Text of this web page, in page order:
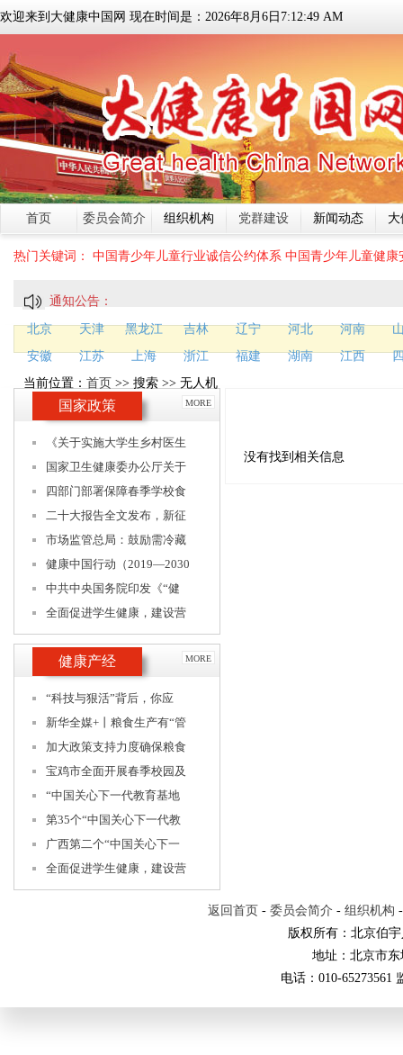
欢迎来到大健康中国网 现在时间是： 2026年8月 6 日 7:12:50 AM
首页 委员会简介 组织机构 党群建设 新闻动态
热门关键词： 中国青少年儿童行业诚信公约体系 中国青少年儿童健康
通知公告：
北京 天津 黑龙江 吉林 辽宁 河北 河南
安徽
江苏 上海 浙江 福建 湖南 江西
当前位置： 首页 >> 搜索 >> 无人机
没有找到相关信息
国家政策 MORE
《关于实施大学生乡村医生
国家卫生健康委办公厅关于
四部门部署保障春季学校食
二十大报告全文发布，新征
市场监管总局：鼓励需冷藏
健康中国行动（2019—2030
中共中央国务院印发《“健
全面促进学生健康，建设营
健康产经 MORE
“科技与狠活”背后，你应
新华全媒+丨粮食生产有“管
加大政策支持力度确保粮食
宝鸡市全面开展春季校园及
“中国关心下一代教育基地
第35个“中国关心下一代教
广西第二个“中国关心下一
全面促进学生健康，建设营
返回首页 -委员会简介 -组织机构
版权所有：北京伯
地址：北京市
电话：010-65273561